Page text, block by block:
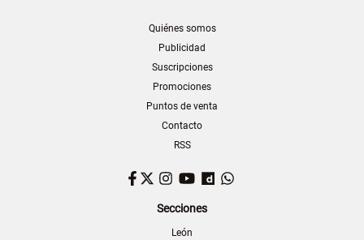
Quiénes somos
Publicidad
Suscripciones
Promociones
Puntos de venta
Contacto
RSS
Facebook
TwitterInstagram
YouTubeDailymotion
Secciones
León